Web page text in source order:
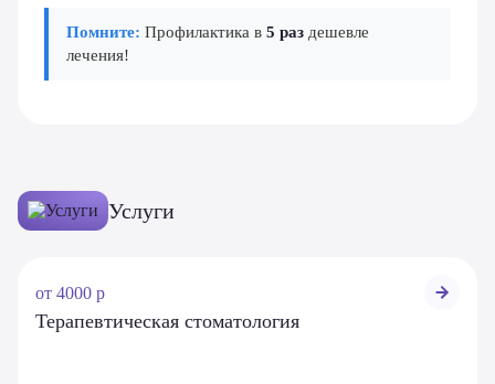
Помните: Профилактика в 5 раз дешевле
лечения!
Услуги
от 4000 р
Терапевтическая стоматология